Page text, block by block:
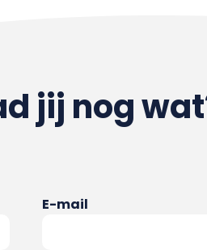
jij nog
E-mail